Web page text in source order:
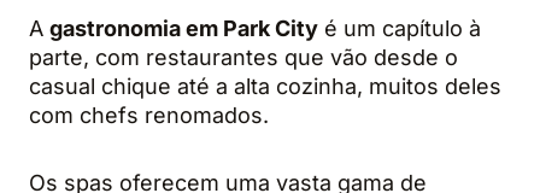
A gastronomia em Park City é um capítulo à
parte, com restaurantes que vão desde o
casual chique até a alta cozinha, muitos deles
com chefs renomados.
Os spas oferecem uma vasta gama de